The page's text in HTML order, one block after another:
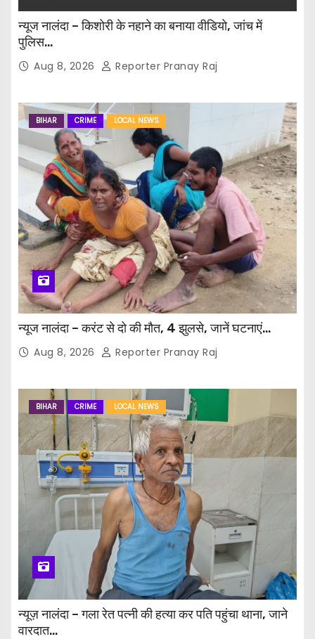
न्यूज नालंदा – किशोरी के नहाने का बनाया वीडियो, जांच में
पुलिस…
Aug 8, 2026 Reporter Pranay Raj
BIHAR CRIME LOCAL NEWS
न्यूज नालंदा – करंट से दो की मौत, 4 झुलसे, जानें घटनाएं…
Aug 8, 2026 Reporter Pranay Raj
BIHAR CRIME LOCAL NEWS
न्यूज़ नालंदा – गला रेत पत्नी की हत्या कर पति पहुंचा थाना, जाने
वारदात…